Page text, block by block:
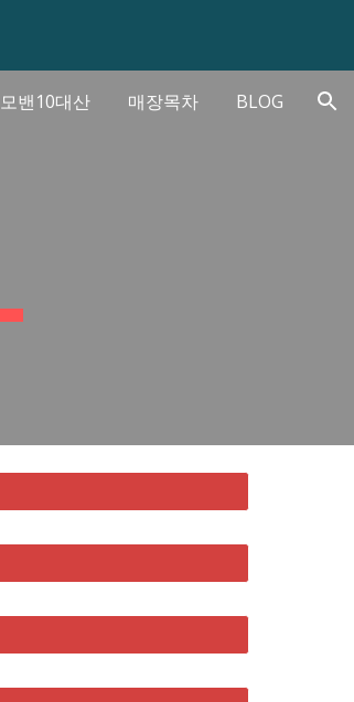
모밴10대산 매장목차 BLOG